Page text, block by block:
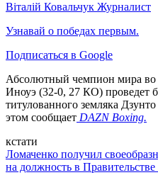
Віталій Ковальчук Журналист
Узнавай о победах первым.
Подписаться в Google
Абсолютный чемпион мира во
Иноуэ (32-0, 27 КО) проведет
титулованного земляка
этом сообщает DAZN Boxing.
кстати
Ломаченко получил
на должность в